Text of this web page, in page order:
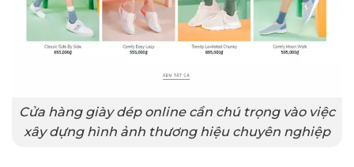
Cửa hàng giày dép online cần chú trọng vào việc
xây dựng hình ảnh thương hiệu chuyên nghiệp